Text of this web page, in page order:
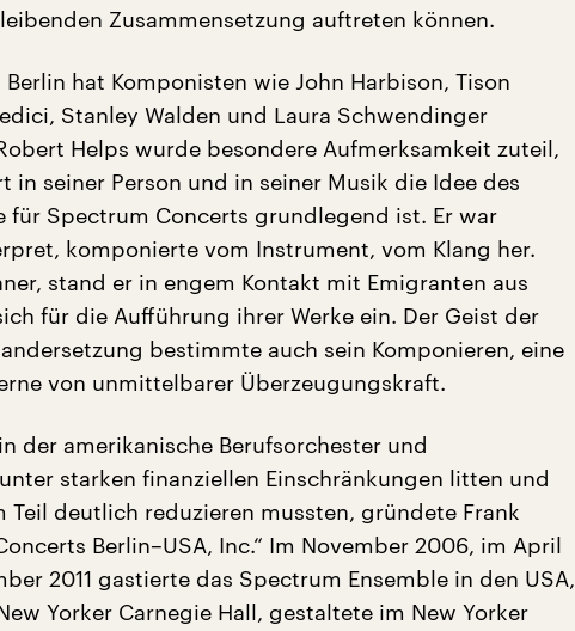
Zusammensetzung auftreten können.
hat Komponisten wie John Harbison, Tison
Stanley Walden und Laura Schwendinger
Helps wurde besondere Aufmerksamkeit zuteil,
in seiner Person und in seiner Musik die Idee des
für Spectrum Concerts grundlegend ist. Er war
komponierte vom Instrument, vom Klang her.
stand er in engem Kontakt mit Emigranten aus
für die Aufführung ihrer Werke ein. Der Geist der
bestimmte auch sein Komponieren, eine
von unmittelbarer Überzeugungskraft.
der amerikanische Berufsorchester und
starken finanziellen Einschränkungen litten und
Teil deutlich reduzieren mussten, gründete Frank
Berlin–USA, Inc.“ Im November 2006, im April
2011 gastierte das Spectrum Ensemble in den USA,
Yorker Carnegie Hall, gestaltete im New Yorker